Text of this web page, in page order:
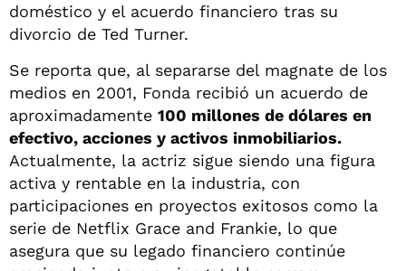
doméstico y el acuerdo financiero tras su
divorcio de Ted Turner.
Se reporta que, al separarse del magnate de los
medios en 2001, Fonda recibió un acuerdo de
aproximadamente 100 millones de dólares en
efectivo, acciones y activos inmobiliarios.
Actualmente, la actriz sigue siendo una figura
activa y rentable en la industria, con
participaciones en proyectos exitosos como la
serie de Netflix Grace and Frankie, lo que
asegura que su legado financiero continúe